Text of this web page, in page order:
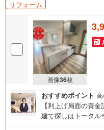
リフォーム
画像36枚
おすすめポイント
【利上げ局面の資
建て探しはトータル